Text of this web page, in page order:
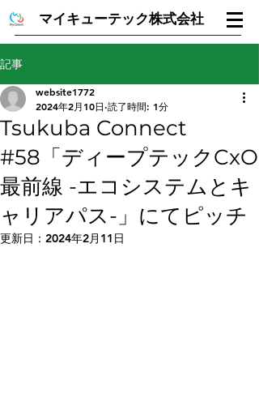
マイキューテック株式会社
記事
Tsukuba Connect
#58「ディープテックCxO
最前線 -エコシステムとキ
ャリアパス-」にてピッチ
website1772
2024年2月10日 読了時間: 1分
更新日： 2024年2月11日